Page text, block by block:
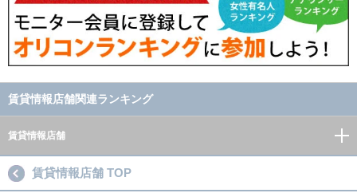
賃貸情報店舗関連ランキング
賃貸情報店舗
賃貸情報店舗 TOP